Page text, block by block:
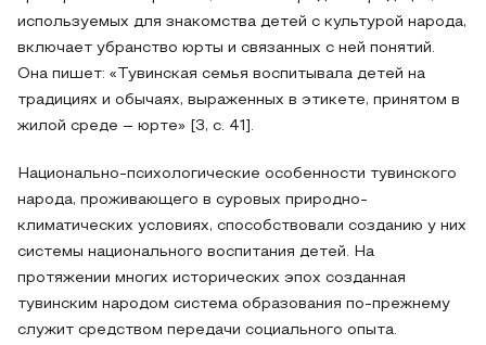
используемых для знакомства детей с культурой народа,
включает убранство юрты и связанных с ней понятий.
Она пишет: «Тувинская семья воспитывала детей на
традициях и обычаях, выраженных в этикете, принятом в
жилой среде – юрте» [3, с. 41].
Национально-психологические особенности тувинского
народа, проживающего в суровых природно-
климатических условиях, способствовали созданию у них
системы национального воспитания детей. На
протяжении многих исторических эпох созданная
тувинским народом система образования по-прежнему
служит средством передачи социального опыта.